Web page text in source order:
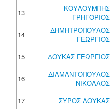
13
ΚΟΥΛΟΥΜΠΗΣ
ΓΡΗΓΟΡΙΟΣ
14
ΔΗΜΗΤΡΟΠΟΥΛΟΣ
ΓΕΩΡΓΙΟΣ
15 ΔΟΥΚΑΣ ΓΕΩΡΓΙΟΣ
16
ΔΙΑΜΑΝΤΟΠΟΥΛΟΣ
ΝΙΚΟΛΑΟΣ
17 ΣΥΡΟΣ ΛΟΥΚΑΣ